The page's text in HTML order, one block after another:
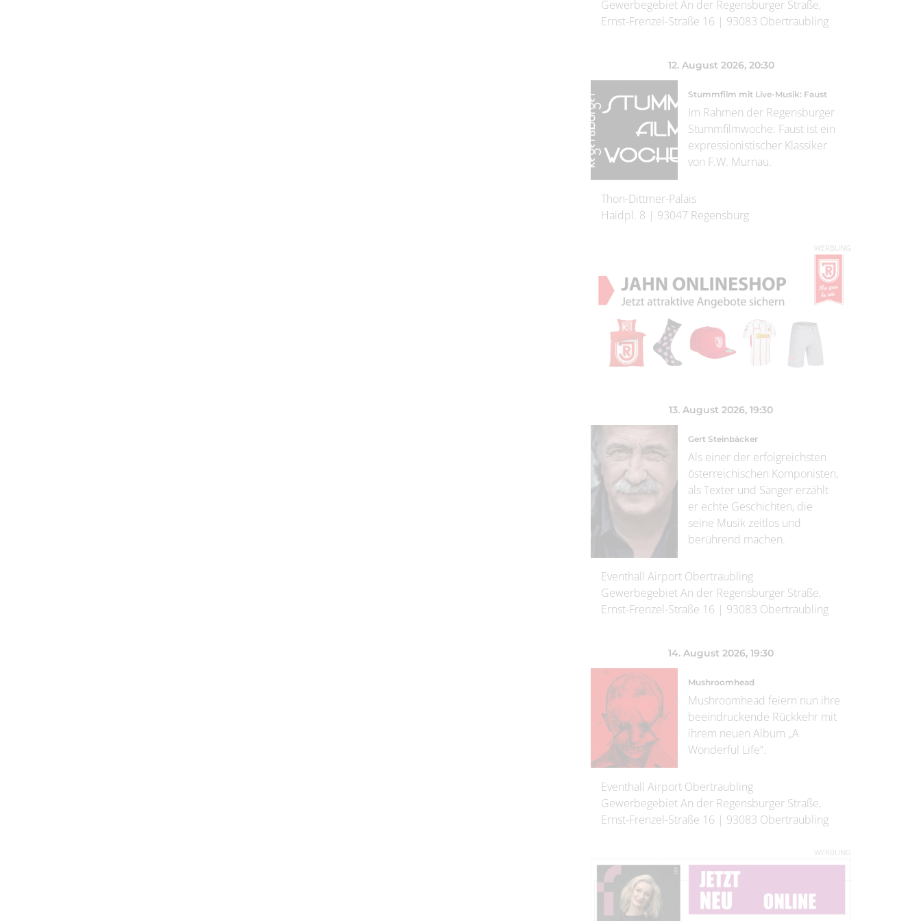
Gewerbegebiet An der Regensburger Straße,
Ernst-Frenzel-Straße 16 | 93083 Obertraubling
12. August 2026, 20:30
Stummfilm mit Live-Musik: Faust
Im Rahmen der Regensburger
Stummfilmwoche: Faust ist ein
expressionistischer Klassiker
von F.W. Murnau.
Thon-Dittmer-Palais
Haidpl. 8 | 93047 Regensburg
WERBUNG
13. August 2026, 19:30
Gert Steinbäcker
Als einer der erfolgreichsten
österreichischen Komponisten,
als Texter und Sänger erzählt
er echte Geschichten, die
seine Musik zeitlos und
berührend machen.
Eventhall Airport Obertraubling
Gewerbegebiet An der Regensburger Straße,
Ernst-Frenzel-Straße 16 | 93083 Obertraubling
14. August 2026, 19:30
Mushroomhead
Mushroomhead feiern nun ihre
beeindruckende Rückkehr mit
ihrem neuen Album „A
Wonderful Life“.
Eventhall Airport Obertraubling
Gewerbegebiet An der Regensburger Straße,
Ernst-Frenzel-Straße 16 | 93083 Obertraubling
WERBUNG